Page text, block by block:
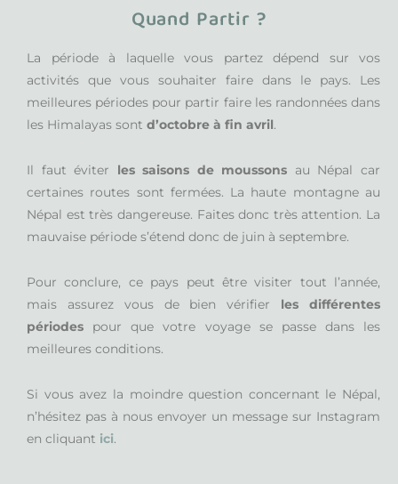
Quand Partir ?
La période à laquelle vous partez dépend sur vos
activités que vous souhaiter faire dans le pays. Les
meilleures périodes pour partir faire lesrandonnées dans
les Himalayas sont d’octobre à fin avril.
Il faut éviter les saisons de moussons au Népal car
certaines routes sont fermées. La haute montagne au
Népal est très dangereuse. Faites donc très attention. La
mauvaise période s’étend donc de juin à septembre.
Pour conclure, ce pays peut être visiter tout l’année,
mais assurez vous de bien vérifier les différentes
périodes pour que votre voyage se passe dans les
meilleures conditions.
Si vous avez la moindre question concernant le Népal,
n’hésitez pas à nous envoyer un message sur Instagram
en cliquant ici.